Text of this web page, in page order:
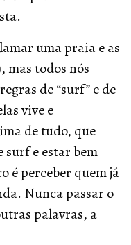
uma praia e as
mas todos nós
de “surf” e de
vive e
de tudo, que
surf e estar bem
é perceber quem já
Nunca passar o
palavras, a